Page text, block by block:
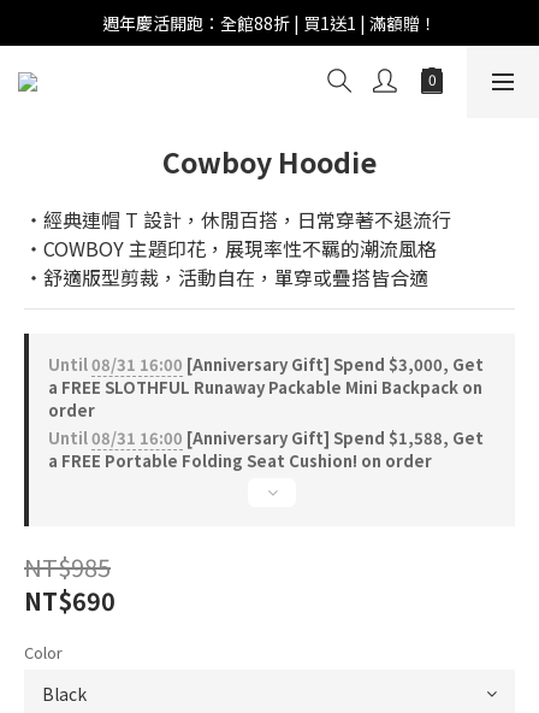
週年慶活開跑：全館88折 | 買1送1 | 滿額贈！
週年慶活開跑：全館88折 | 買1送1 | 滿額贈！
全館滿 $999 即享免運費！
Cowboy Hoodie
‧經典連帽 T 設計，休閒百搭，日常穿著不退流行
‧COWBOY 主題印花，展現率性不羈的潮流風格
‧舒適版型剪裁，活動自在，單穿或疊搭皆合適
Until08/31 16:00 [Anniversary Gift] Spend $3,000, Get
a FREE SLOTHFUL Runaway Packable Mini Backpack on
order
Until08/31 16:00 [Anniversary Gift] Spend $1,588, Get
a FREE Portable Folding Seat Cushion! on order
NT$985
NT$690
Color